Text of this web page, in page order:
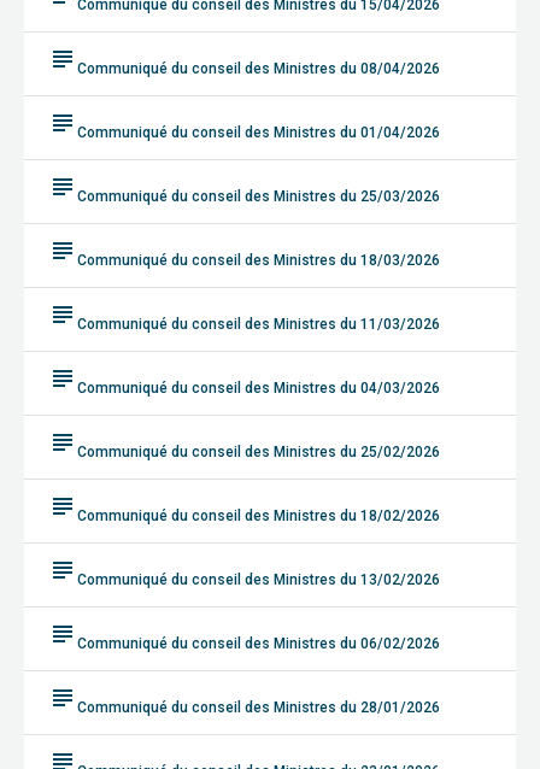
Communiqué du conseil des Ministres du 15/04/2026
subject Communiqué du conseil des Ministres du 08/04/2026
subject Communiqué du conseil des Ministres du 01/04/2026
subject Communiqué du conseil des Ministres du 25/03/2026
subject Communiqué du conseil des Ministres du 18/03/2026
subject Communiqué du conseil des Ministres du 11/03/2026
subject Communiqué du conseil des Ministres du 04/03/2026
subject Communiqué du conseil des Ministres du 25/02/2026
subject Communiqué du conseil des Ministres du 18/02/2026
subject Communiqué du conseil des Ministres du 13/02/2026
subject Communiqué du conseil des Ministres du 06/02/2026
subject Communiqué du conseil des Ministres du 28/01/2026
subject